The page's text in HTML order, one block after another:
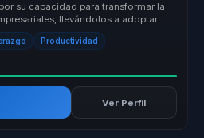
su capacidad para transformar la
llevándolos a adoptar
Productividad
Ver Perfil